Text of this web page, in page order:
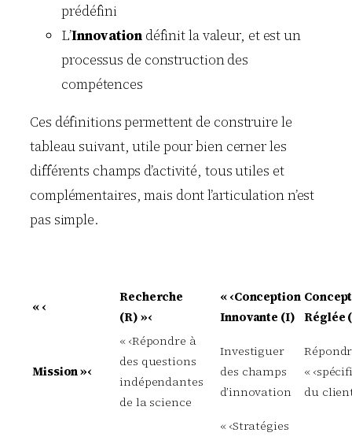
prédéfini
L’Innovationdéfinit la valeur, et est un
processus de construction des
compétences
Ces définitions permettent de construire le
tableau suivant, utile pour bien cerner les
différents champs d’activité, tous utiles et
complémentaires, mais dont l’articulation n’est
pas simple.
« ‹
Recherche
(R) »‹
« ‹Conception
Innovante (I) Réglée
Mission »‹
« ‹Répondre à
des questions
indépendantes
de la science
Investiguer
des champs
d’innovation
«
du
« ‹Stratégies